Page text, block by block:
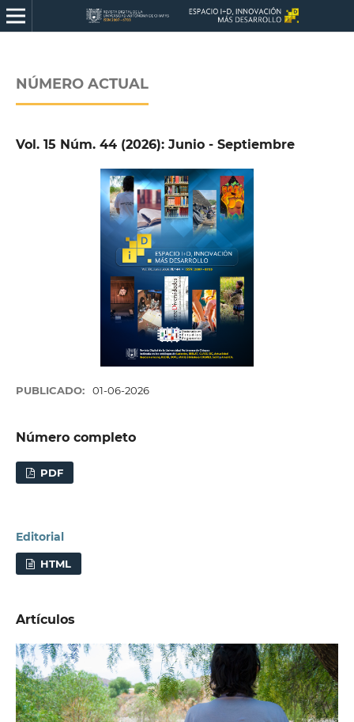
NÚMERO ACTUAL
Vol. 15 Núm. 44 (2026): Junio - Septiembre
PUBLICADO: 01-06-2026
Número completo
PDF
Editorial
HTML
Artículos